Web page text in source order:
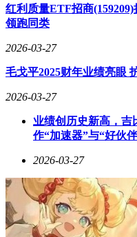
红利质量ETF招商
领跑同类
2026-03-27
毛戈平2025财年业绩亮眼
2026-03-27
业绩创历史新高，吉
作“加速器”与“好伙
2026-03-27